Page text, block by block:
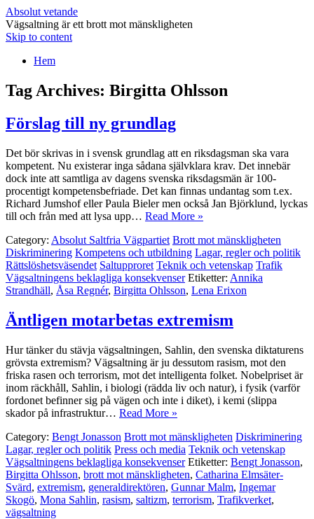
Absolut vetande
Vägsaltning är ett brott mot mänskligheten
Skip to content
Hem
Tag Archives: Birgitta Ohlsson
Förslag till ny grundlag
Det bör skrivas in i svensk grundlag att en riksdagsman ska vara
kompetent. Nu existerar inga sådana självklara krav. Det innebär
dock inte att samtliga av dagens svenska riksdagsmän är 100-
procentigt kompetensbefriade. Det kan finnas undantag som t.ex.
Richard Jumshof eller Paula Bieler men också Jan Björklund, lyckas
till och från med att lysa upp… Read More »
Category: Absolut Saltfria Vägpartiet Brott mot mänskligheten
Diskriminering Kompetens och utbildning Lagar, regler och politik
Rättslöshetsväsendet Saltupproret Teknik och vetenskap Trafik
Vägsaltningens beklagliga konsekvenser Etiketter: Annika
Strandhäll, Åsa Regnér, Birgitta Ohlsson, Lena Erixon
Äntligen motarbetas extremism
Hur tänker du stävja vägsaltningen, Sahlin, den svenska diktaturens
grövsta extremism? Vägsaltning är ju dessutom rasism, mot den
friska rasen och terrorism, mot det intelligenta folket. Nobelpriset är
inom räckhåll, Sahlin, i biologi (rädda liv och natur), i fysik (varför
fordonet befinner sig på vägen och inte i diket), i kemi (slippa
skador på infrastruktur… Read More »
Category: Bengt Jonasson Brott mot mänskligheten Diskriminering
Lagar, regler och politik Press och media Teknik och vetenskap
Vägsaltningens beklagliga konsekvenser Etiketter: Bengt Jonasson,
Birgitta Ohlsson, brott mot mänskligheten, Catharina Elmsäter-
Svärd, extremism, generaldirektören, Gunnar Malm, Ingemar
Skogö, Mona Sahlin, rasism, saltizm, terrorism, Trafikverket,
vägsaltning